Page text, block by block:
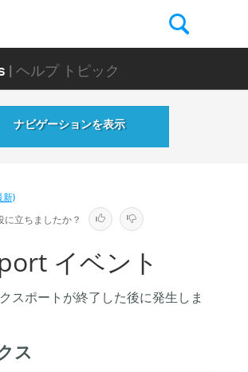
| ヘルプ トピック
ナビゲーションを表示
)
立ちましたか？
イベント
スポートが終了した後に発生しま
ス